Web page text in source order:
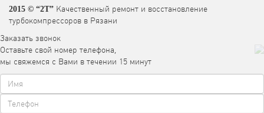
2015 © “2T” Качественный ремонт и восстановление
турбокомпрессоров в Рязани
Заказать звонок
Оставьте свой номер телефона,
мы свяжемся с Вами в течении 15 минут